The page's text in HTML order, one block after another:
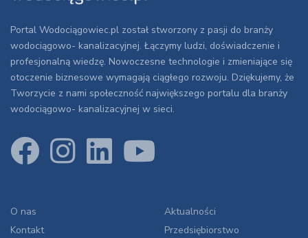
Portal Wodociągowiec.pl został stworzony z pasji do branży
wodociągowo- kanalizacyjnej. Łączymy ludzi, doświadczenie i
profesjonalną wiedzę. Nowoczesne technologie i zmieniające się
otoczenie biznesowe wymagają ciągłego rozwoju. Dziękujemy, że
Tworzycie z nami społeczność największego portalu dla branży
wodociągowo- kanalizacyjnej w sieci.
O nas
Kontakt
Aktualności
Przedsiębiorstwo